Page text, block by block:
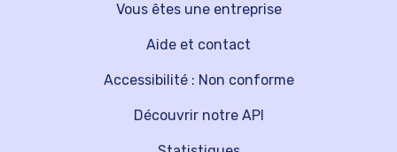
Vous êtes une entreprise
Découvrir notre API
Aide et contact
Accessibilité : Non conforme